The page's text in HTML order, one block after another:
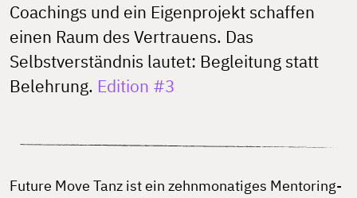
Coachings und ein Eigenprojekt schaffen
einen Raum des Vertrauens. Das
Selbstverständnis lautet: Begleitung statt
Belehrung. Edition #3
Future Move Tanz ist ein zehnmonatiges Mentoring-